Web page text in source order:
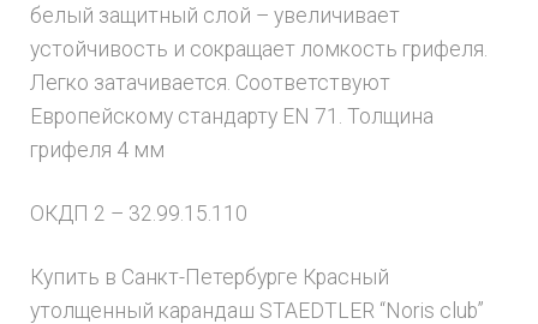
белый защитный слой – увеличивает
устойчивость и сокращает ломкость грифеля.
Легко затачивается. Соответствуют
Европейскому стандарту EN 71. Толщина
грифеля 4 мм
ОКДП 2 – 32.99.15.110
Купить в Санкт-Петербурге Красный
утолщенный карандаш STAEDTLER “Noris club”